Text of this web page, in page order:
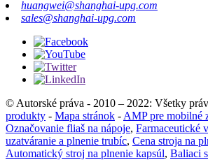
huangwei@shanghai-upg.com
sales@shanghai-upg.com
© Autorské práva - 2010 – 2022: Všetky
produkty - Mapa stránok - AMP pre mobilné
Označovanie fliaš na nápoje, Farmaceutické
uzatváranie a plnenie trubíc, Cena stroja na
Automatický stroj na plnenie kapsúl, Baliaci